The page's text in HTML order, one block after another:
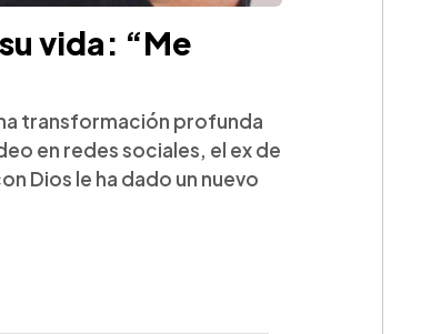
vida: “Me
transformación profunda
en redes sociales, el ex de
Dios le ha dado un nuevo